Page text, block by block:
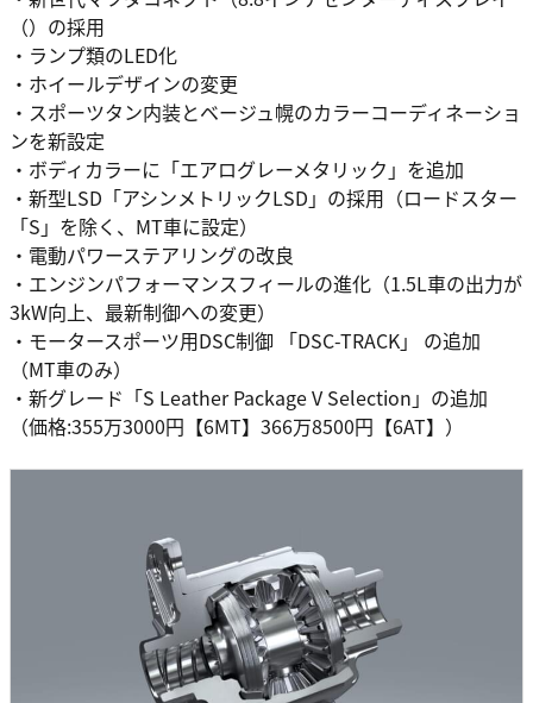
（）の採用
・ランプ類のLED化
・ホイールデザインの変更
・スポーツタン内装とベージュ幌のカラーコーディネーショ
ンを新設定
・ボディカラーに「エアログレーメタリック」を追加
・新型LSD「アシンメトリックLSD」の採用（ロードスター
「S」を除く、MT車に設定）
・電動パワーステアリングの改良
・エンジンパフォーマンスフィールの進化（1.5L車の出力が
3kW向上、最新制御への変更）
・モータースポーツ用DSC制御 「DSC-TRACK」 の追加
（MT車のみ）
・新グレード「S Leather Package V Selection」の追加
（価格:355万3000円【6MT】366万8500円【6AT】）